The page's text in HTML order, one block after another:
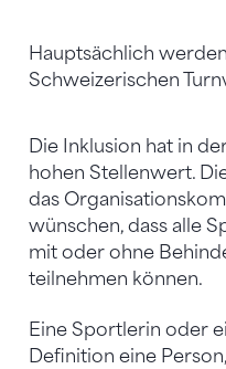
Hauptsächlich
Schweizerischen
Die Inklusion hat in
hohen Stellenwert.
das
wünschen, dass alle
mit oder ohne
teilnehmen können.
Eine Sportlerin oder
Definition eine